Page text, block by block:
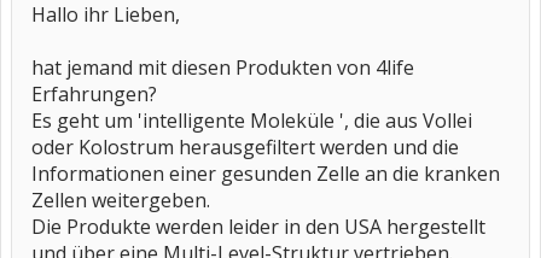
Hallo ihr Lieben,
hat jemand mit diesen Produkten von 4life
Erfahrungen?
Es geht um 'intelligente Moleküle ', die aus Vollei
oder Kolostrum herausgefiltert werden und die
Informationen einer gesunden Zelle an die kranken
Zellen weitergeben.
Die Produkte werden leider in den USA hergestellt